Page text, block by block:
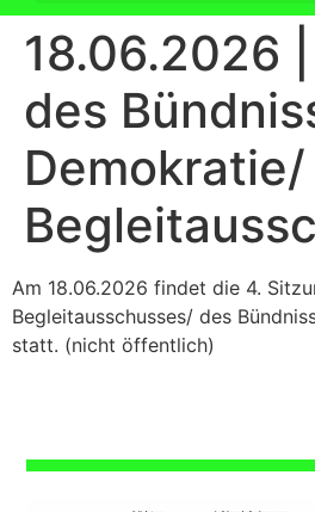
18.06.2026
des
Demokratie/
Am 18.06.2026 findet die 4.
Begleitausschusses/ des
statt. (nicht öffentlich)